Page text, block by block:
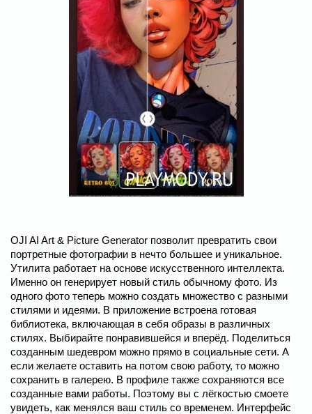
OJI AI Art & Picture Generator позволит превратить свои
портретные фотографии в нечто большее и уникальное.
Утилита работает на основе искусственного интеллекта.
Именно он генерирует новый стиль обычному фото. Из
одного фото теперь можно создать множество с разными
стилями и идеями. В приложение встроена готовая
библиотека, включающая в себя образы в различных
стилях. Выбирайте понравившейся и вперёд. Поделиться
созданным шедевром можно прямо в социальные сети. А
если желаете оставить на потом свою работу, то можно
сохранить в галерею. В профиле также сохраняются все
созданные вами работы. Поэтому вы с лёгкостью смоете
увидеть, как менялся ваш стиль со временем. Интерфейс